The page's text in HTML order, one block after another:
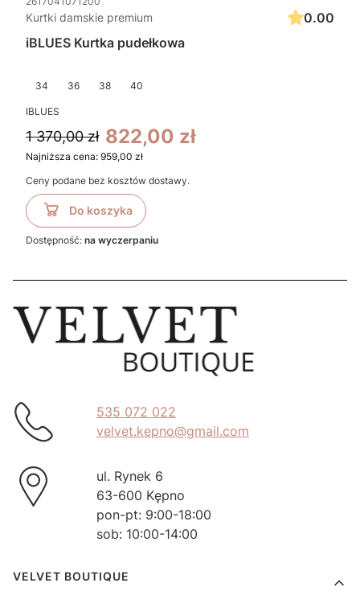
Kurtki damskie premium
0.00
iBLUES Kurtka pudełkowa
34 36 38 40
IBLUES
1 370,00 zł 822,00 zł
Najniższa cena: 959,00 zł
Ceny podane bez kosztów dostawy.
Do koszyka
Dostępność: na wyczerpaniu
535 072 022
velvet.kepno@gmail.com
ul. Rynek 6
63-600 Kępno
pon-pt: 9:00-18:00
sob: 10:00-14:00
Linki w stopce
VELVET BOUTIQUE